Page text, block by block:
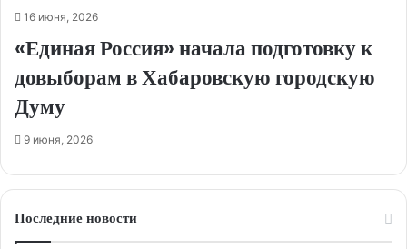
16 июня, 2026
«Единая Россия» начала подготовку к
довыборам в Хабаровскую городскую
Думу
9 июня, 2026
Последние новости